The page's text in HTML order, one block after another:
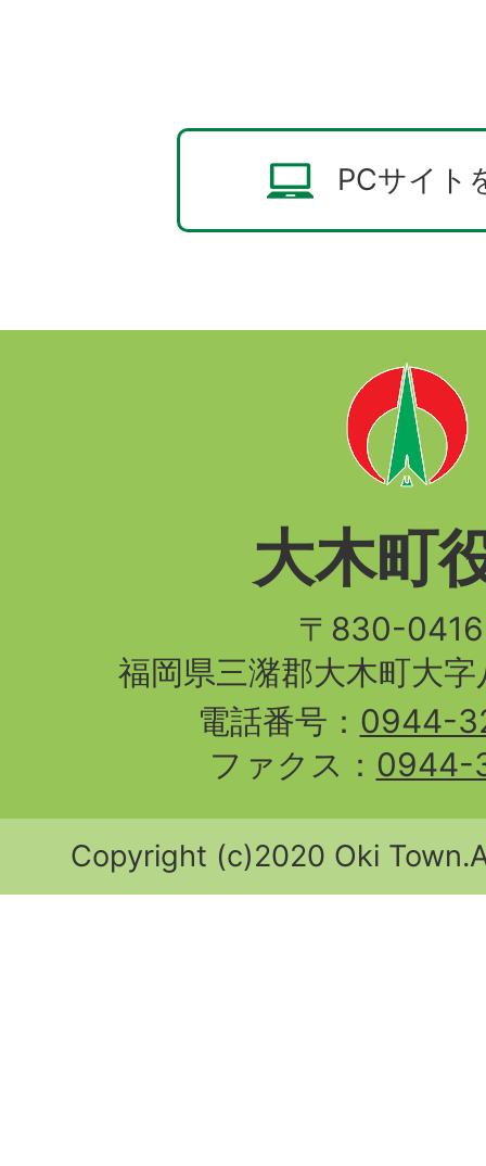
PCサイト
大木町
〒830-
福岡県三潴郡大木町大
電話番号： 0944-
ファクス： 0944-
Copyright (c)2020 Oki